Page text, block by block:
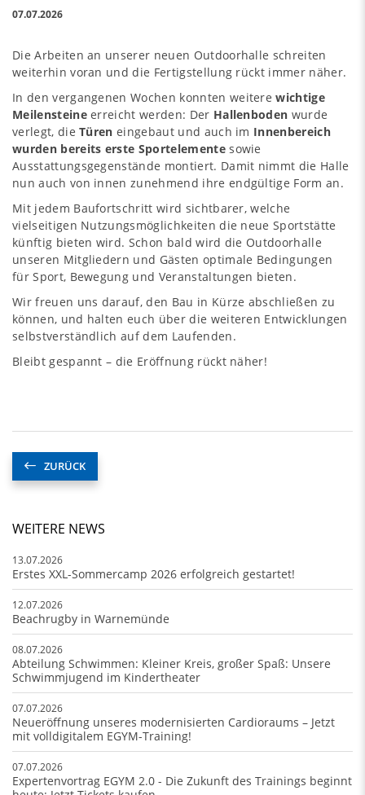
07.07.2026
Die Arbeiten an unserer neuen Outdoorhalle schreiten
weiterhin voran und die Fertigstellung rückt immer näher.
In den vergangenen Wochen konnten weiterewichtige
Meilensteineerreicht werden: Der Hallenboden wurde
verlegt, dieTüreneingebaut und auch im Innenbereich
wurden bereits erste Sportelementesowie
Ausstattungsgegenstände montiert. Damit nimmt die Halle
nun auch von innen zunehmend ihre endgültige Form an.
Mit jedem Baufortschritt wird sichtbarer, welche
vielseitigen Nutzungsmöglichkeiten die neue Sportstätte
künftig bieten wird. Schon bald wird die Outdoorhalle
unseren Mitgliedern und Gästen optimale Bedingungen
für Sport, Bewegung und Veranstaltungen bieten.
Wir freuen uns darauf, den Bau in Kürze abschließen zu
können, und halten euch über die weiteren Entwicklungen
selbstverständlich auf dem Laufenden.
Bleibt gespannt – die Eröffnung rückt näher!
ZURÜCK
WEITERE NEWS
13.07.2026
Erstes XXL-Sommercamp 2026 erfolgreich gestartet!
12.07.2026
Beachrugby in Warnemünde
08.07.2026
Abteilung Schwimmen: Kleiner Kreis, großer Spaß: Unsere
Schwimmjugend im Kindertheater
07.07.2026
Neueröffnung unseres modernisierten Cardioraums – Jetzt
mit volldigitalem EGYM-Training!
07.07.2026
Expertenvortrag EGYM 2.0 - Die Zukunft des Trainings beginnt